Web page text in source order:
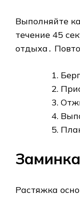
Выполняйте
течение 45
отдыха․
Растяжка